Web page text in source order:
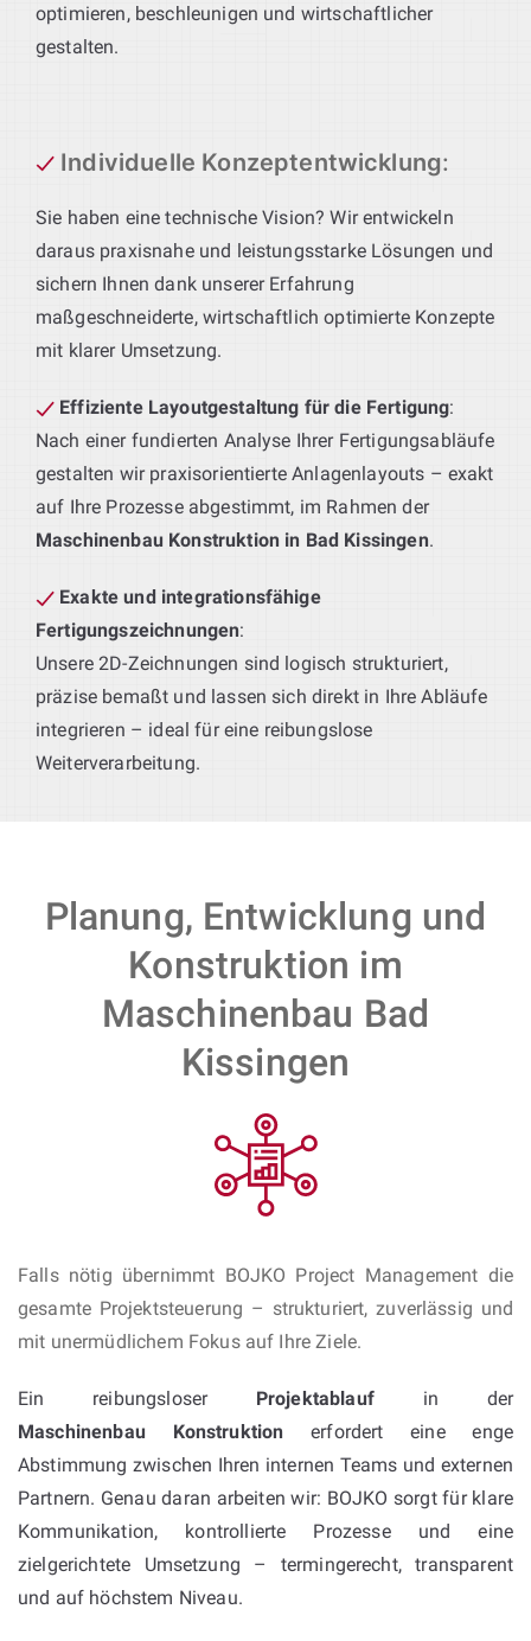
optimieren, beschleunigen und wirtschaftlicher
gestalten.
Individuelle Konzeptentwicklung:
Sie haben eine technische Vision? Wir entwickeln
daraus praxisnahe und leistungsstarke Lösungen und
sichern Ihnen dank unserer Erfahrung
maßgeschneiderte, wirtschaftlich optimierte Konzepte
mit klarer Umsetzung.
Effiziente Layoutgestaltung für die Fertigung:
Nach einer fundierten Analyse Ihrer Fertigungsabläufe
gestalten wir praxisorientierte Anlagenlayouts – exakt
auf Ihre Prozesse abgestimmt, im Rahmen der
Maschinenbau Konstruktion in Bad Kissingen.
Exakte und integrationsfähige
Fertigungszeichnungen:
Unsere 2D-Zeichnungen sind logisch strukturiert,
präzise bemaßt und lassen sich direkt in Ihre Abläufe
integrieren – ideal für eine reibungslose
Weiterverarbeitung.
Planung, Entwicklung und
Konstruktion im
Maschinenbau Bad
Kissingen
Falls nötig übernimmt BOJKO Project Management die
gesamte Projektsteuerung – strukturiert, zuverlässig und
mit unermüdlichem Fokus auf Ihre Ziele.
Ein reibungsloser Projektablaufin der
Maschinenbau Konstruktion erfordert eine enge
Abstimmung zwischen Ihren internen Teams und externen
Partnern. Genau daran arbeiten wir: BOJKO sorgt für klare
Kommunikation, kontrollierte Prozesse und eine
zielgerichtete Umsetzung – termingerecht, transparent
und auf höchstem Niveau.